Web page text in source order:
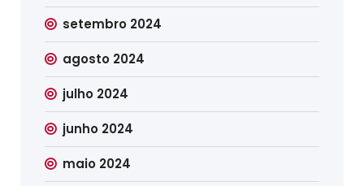
setembro 2024
agosto 2024
julho 2024
junho 2024
maio 2024